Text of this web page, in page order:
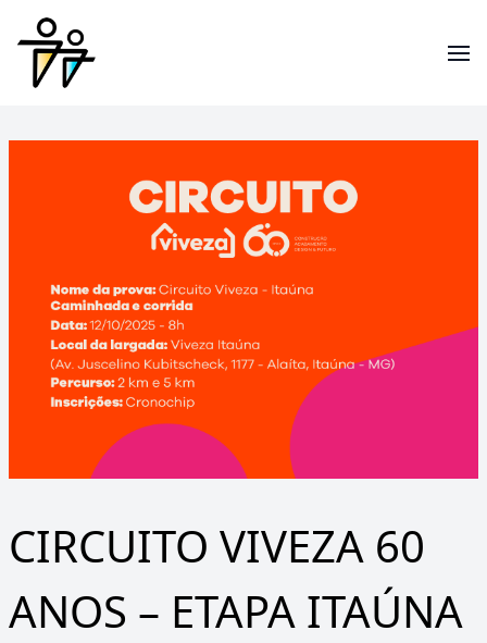
CIRCUITO VIVEZA 60
ANOS – ETAPA ITAÚNA